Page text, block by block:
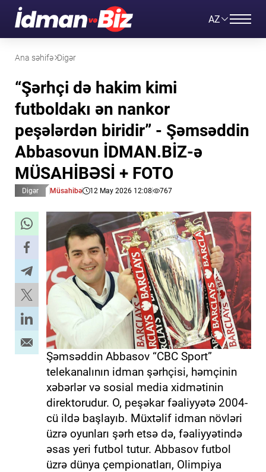
AZ
Ana səhifə Digər
“Şərhçi də hakim kimi
futboldakı ən nankor
peşələrdən biridir” - Şəmsəddin
Abbasovun İDMAN.BİZ-ə
MÜSAHİBƏSİ + FOTO
Digər Müsahibə 12 May 2026 12:08 767
Şəmsəddin Abbasov “CBC Sport”
telekanalının idman şərhçisi, həmçinin
xəbərlər və sosial media xidmətinin
direktorudur. O, peşəkar fəaliyyətə 2004-
cü ildə başlayıb. Müxtəlif idman növləri
üzrə oyunları şərh etsə də, fəaliyyətində
əsas yeri futbol tutur. Abbasov futbol
üzrə dünya çempionatları, Olimpiya